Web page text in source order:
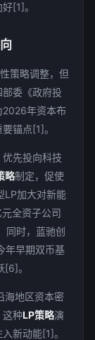
[1]。
策略调整，但
委《政府投
2026年资本布
锚点[1]。
先投向科技
略制定，促使
LP加大对新能
全资子公司
同时，蓝驰创
年早期双币基
。
海地区资本密
种LP策略演
新动能[1]。